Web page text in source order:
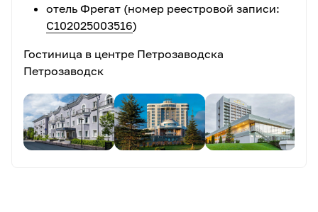
Рекомендуемвзять с собой перекус.
Единственное кафе на острове расположено
Советуем отправляться на экскурсию
удобной обуви
храмов женщинам необходимо иметь головной
убор.
отель Фрегат (номер реестровой записи:
С102025003516)
Гостиница в центре Петрозаводска
Петрозаводск